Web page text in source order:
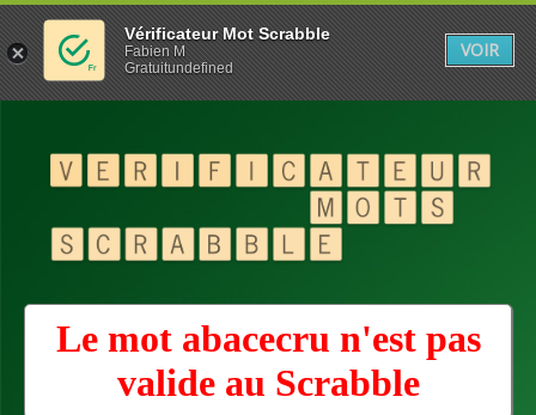
Le mot abacecru n'est pas
valide au Scrabble
Vérificateur Mot Scrabble
Fabien M
Gratuitundefined
VOIR